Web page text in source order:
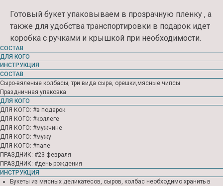
Готовый букет упаковываем в прозрачную пленку , а
также для удобства транспортировки в подарок идет
коробка с ручками и крышкой при необходимости.
СОСТАВ
ДЛЯ КОГО
ИНСТРУКЦИЯ
СОСТАВ
Сыро-вяленые колбасы, три вида сыра, орешки,мясные чипсы
Праздничная упаковка
ДЛЯ КОГО
ДЛЯ КОГО: #в подарок
ДЛЯ КОГО: #коллеге
ДЛЯ КОГО: #мужчине
ДЛЯ КОГО: #мужу
ДЛЯ КОГО: #папе
ПРАЗДНИК: #23 февраля
ПРАЗДНИК: #день рождения
ИНСТРУКЦИЯ
Букеты из мясных деликатесов, сыров, колбас необходимо хранить в
ЗАКАЖИТЕ У НАС СВОЙ
ИДЕАЛЬНЫЙ БУКЕТ
Контакты